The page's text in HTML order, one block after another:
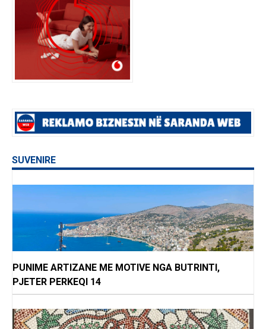
SUVENIRE
PUNIME ARTIZANE ME MOTIVE NGA BUTRINTI,
PJETER PERKEQI 14